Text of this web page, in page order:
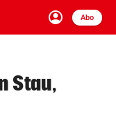
account_circle
Anmelden
Abo
close Schließen
Stau,